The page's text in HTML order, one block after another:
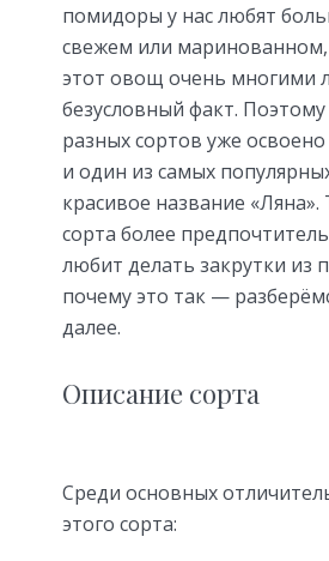
помидоры у нас любят
свежем или маринованном,
этот овощ очень
безусловный факт. Поэтому
разных сортов уже
и один из самых
красивое название
сорта более
любит делать закрутки из
почему это так —
далее.
Описание сорта
Среди основных
этого сорта: